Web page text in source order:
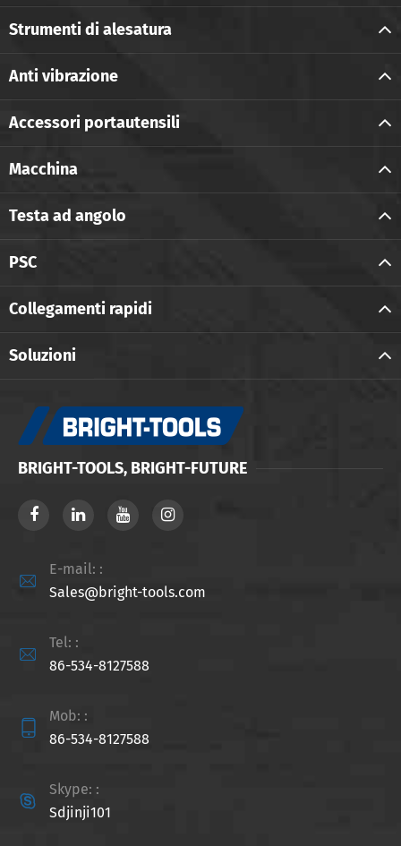
Strumenti di alesatura
Anti vibrazione
Accessori portautensili
Macchina
Testa ad angolo
PSC
Collegamenti rapidi
Soluzioni
BRIGHT-TOOLS, BRIGHT-FUTURE

E-mail: :
Sales@bright-tools.com

Tel: :
86-534-8127588

Mob: :
86-534-8127588

Skype: :
Sdjinji101